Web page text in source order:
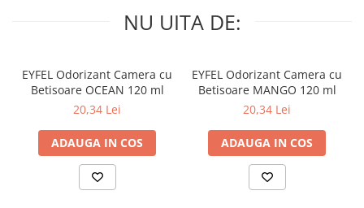
NU UITA DE:
EYFEL Odorizant Camera cu
Betisoare OCEAN 120 ml
20,34 Lei
ADAUGA IN COS
EYFEL Odorizant Camera cu
Betisoare MANGO 120 ml
20,34 Lei
ADAUGA IN COS